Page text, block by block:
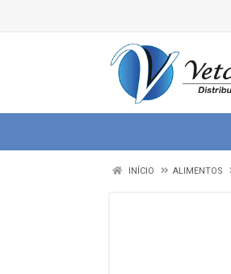
INÍCIO ALIMENTOS